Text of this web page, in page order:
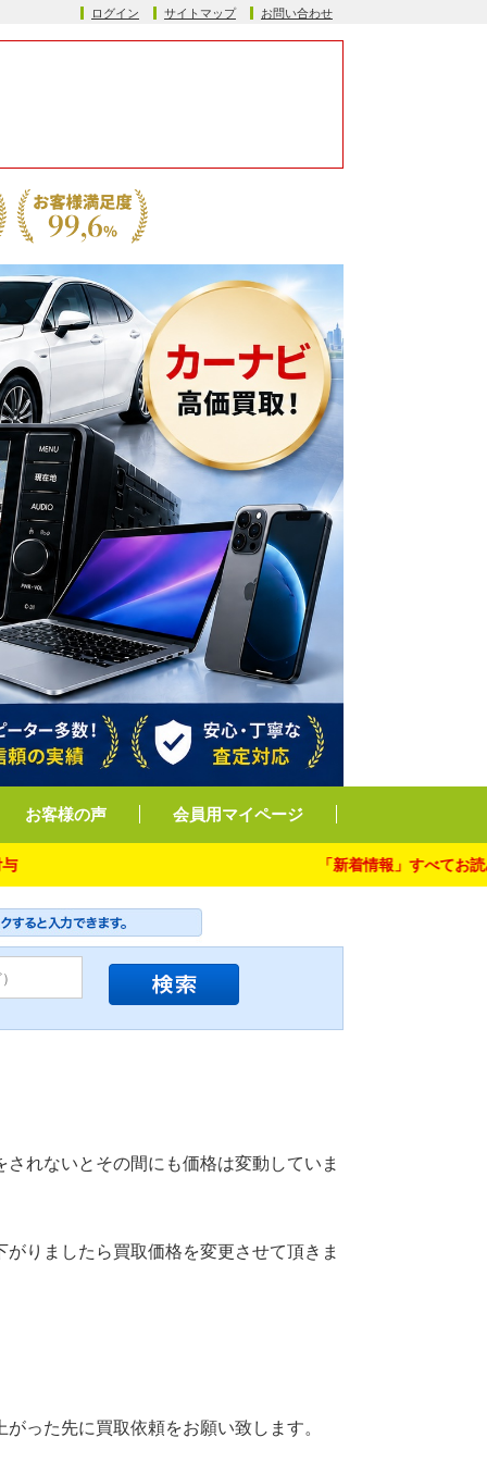
ログイン サイトマップ お問い合わせ
お客様の声 会員用マイページ
「新着情報」すべてお読み下さい
れないとその間にも価格は変動していま
りましたら買取価格を変更させて頂きま
った先に買取依頼をお願い致します。